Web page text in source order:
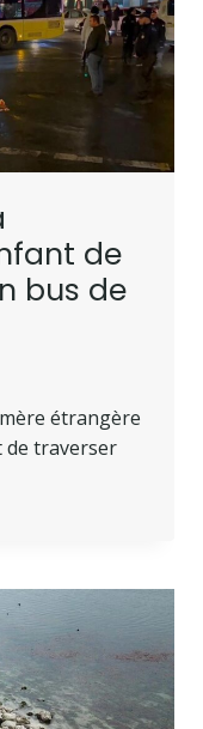
de
bus de
étrangère
de traverser